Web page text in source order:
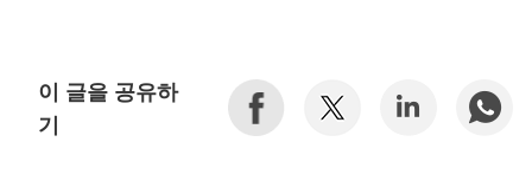
이 글을 공유하
기